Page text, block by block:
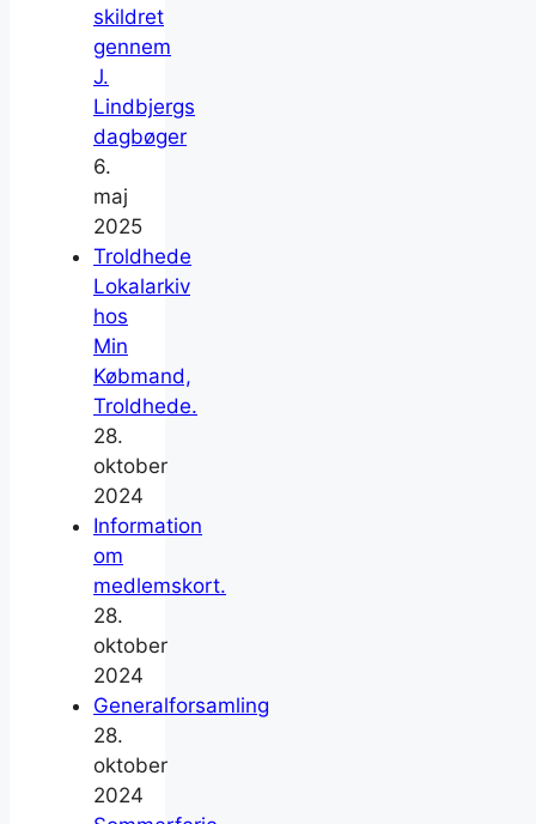
skildret
gennem
J.
Lindbjergs
dagbøger
6.
maj
2025
Troldhede
Lokalarkiv
hos
Min
Købmand,
Troldhede.
28.
oktober
2024
Information
om
medlemskort.
28.
oktober
2024
Generalforsamling
28.
oktober
2024